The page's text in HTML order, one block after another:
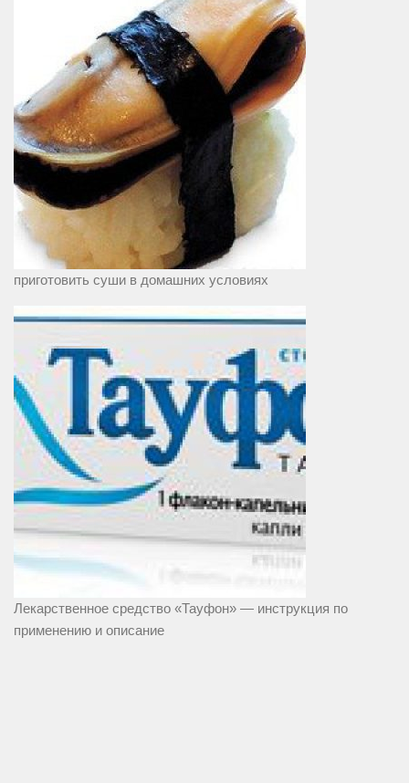
приготовить суши в домашних условиях
Лекарственное средство «Тауфон» — инструкция по
применению и описание